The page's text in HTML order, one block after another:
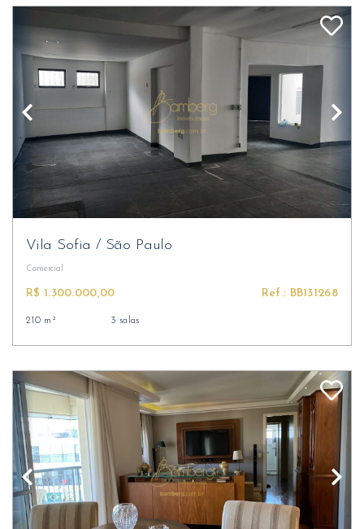
Vila Sofia/ São Paulo
Comercial
R$ 1.300.000,00 Ref.: BB131268
210 m² 3 salas